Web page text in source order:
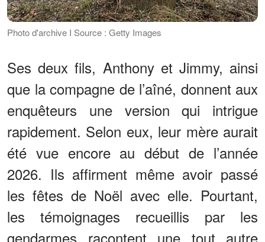
Photo d'archive I Source : Getty Images
Ses deux fils, Anthony et Jimmy, ainsi
que la compagne de l’aîné, donnent aux
enquêteurs une version qui intrigue
rapidement. Selon eux, leur mère aurait
été vue encore au début de l’année
2026. Ils affirment même avoir passé
les fêtes de Noël avec elle. Pourtant,
les témoignages recueillis par les
gendarmes racontent une tout autre